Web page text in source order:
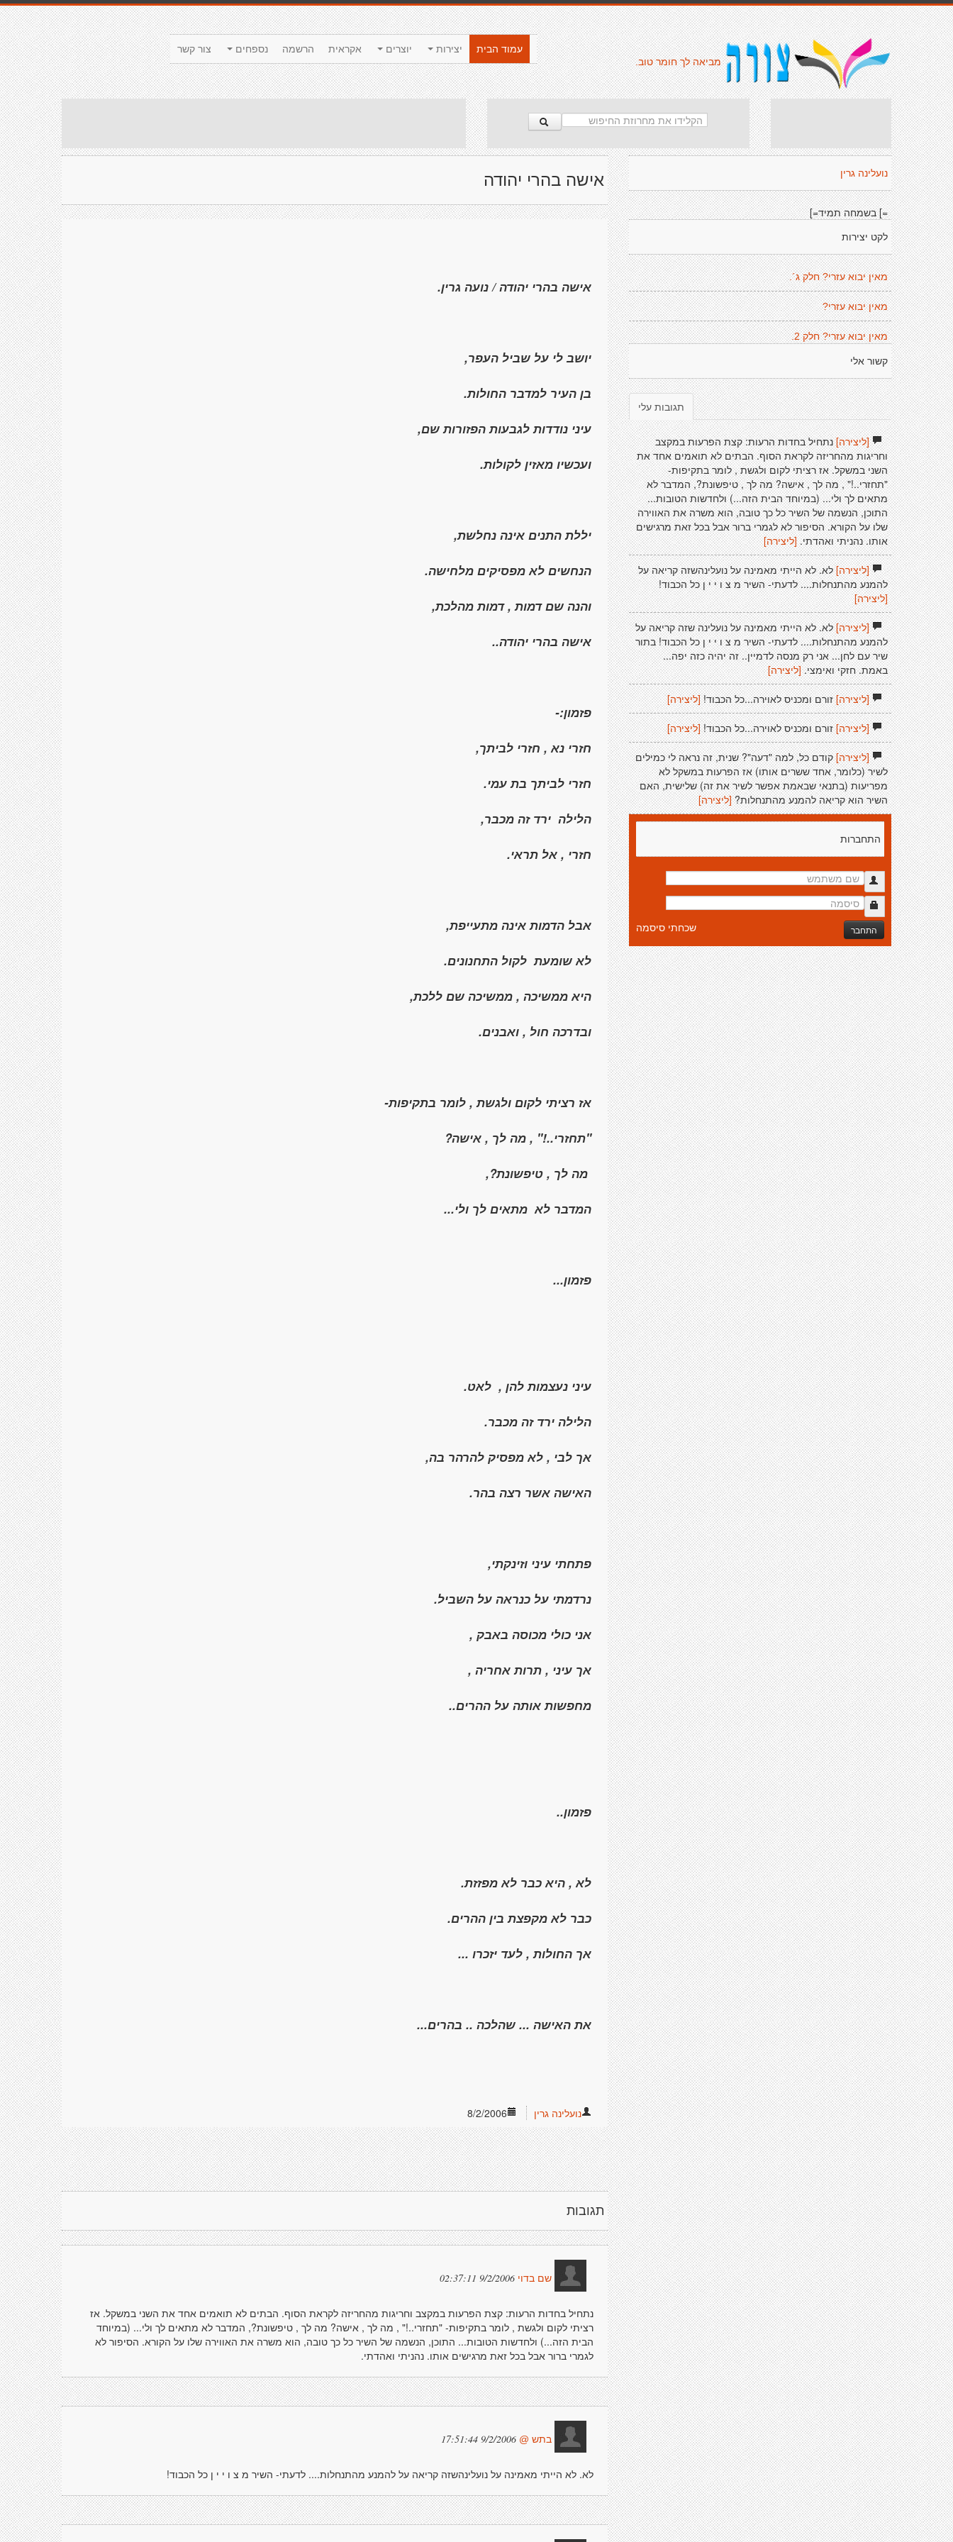
צור קשר נספחים הרשמה אקראית יוצרים יצירות
עמוד הבית
מביאה לך חומר טוב.
אישה בהרי יהודה
אישה בהרי יהודה / נועה גרין.
יושב לי על שביל העפר,
בן העיר למדבר החולות.
עיני נודדות לגבעות הפזורות שם,
ועכשיו מאזין לקולות.
יללת התנים אינה נחלשת,
הנחשים לא מפסיקים מלחישה.
והנה שם דמות , דמות מהלכת,
אישה בהרי יהודה..
פזמון:-
חזרי נא , חזרי לביתך,
חזרי לביתך בת עמי.
הלילה ירד זה מכבר,
חזרי , אל תראי.
אבל הדמות אינה מתעייפת,
לא שומעת לקול התחנונים.
היא ממשיכה , ממשיכה שם ללכת,
ובדרכה חול , ואבנים.
אז רציתי לקום ולגשת , לומר בתקיפות-
"תחזרי..!" , מה לך , אישה?
מה לך , טיפשונת?,
המדבר לא מתאים לך ולי...
פזמון...
עיני נעצמות להן , לאט.
הלילה ירד זה מכבר.
אך לבי , לא מפסיק להרהר בה,
האישה אשר רצה בהר.
פתחתי עיני וזינקתי,
נרדמתי על כנראה על השביל.
אני כולי מכוסה באבק ,
אך עיני , תרות אחריה ,
מחפשות אותה על ההרים..
פזמון..
לא , היא כבר לא מפזזת.
כבר לא מקפצת בין ההרים.
אך החולות , לעד יזכרו ...
את האישה ... שהלכה .. בהרים...
8/2/2006 נועלינה גרין
תגובות
שם בדוי 9/2/2006 02:37:11
נתחיל בחדות הרעות: קצת הפרעות במקצב וחריגות מהחריזה לקראת הסוף. הבתים לא תואמים אחד את השני במשקל. אז
רציתי לקום ולגשת , לומר בתקיפות- "תחזרי..!" , מה לך , אישה? מה לך , טיפשונת?, המדבר לא מתאים לך ולי... (במיוחד
הבית הזה...) ולחדשות הטובות... התוכן, הנשמה של השיר כל כך טובה, הוא משרה את האווירה שלו על הקורא. הסיפור לא
לגמרי ברור אבל בכל זאת מרגישים אותו. נהניתי ואהדתי.
בתש @ 9/2/2006 17:51:44
לא. לא הייתי מאמינה על נועלינהשזה קריאה על להמנע מהתנחלות.... לדעתי- השיר מ צ ו י י ן כל הכבוד!
נועלינה גרין
=] בשמחה תמיד=]
לקט יצירות
מאין יבוא עזרי? חלק ג´.
מאין יבוא עזרי?
מאין יבוא עזרי? חלק 2.
קשור אלי
תגובות עלי
[ליצירה]נתחיל בחדות הרעות: קצת הפרעות במקצב
וחריגות מהחריזה לקראת הסוף. הבתים לא תואמים אחד את
השני במשקל. אז רציתי לקום ולגשת , לומר בתקיפות-
"תחזרי..!" , מה לך , אישה? מה לך , טיפשונת?, המדבר לא
מתאים לך ולי... (במיוחד הבית הזה...) ולחדשות הטובות...
התוכן, הנשמה של השיר כל כך טובה, הוא משרה את האווירה
שלו על הקורא. הסיפור לא לגמרי ברור אבל בכל זאת מרגישים
אותו. נהניתי ואהדתי. [ליצירה]
[ליצירה]לא. לא הייתי מאמינה על נועלינהשזה קריאה על
להמנע מהתנחלות.... לדעתי- השיר מ צ ו י י ן כל הכבוד!
[ליצירה]
[ליצירה]לא. לא הייתי מאמינה על נועלינה שזה קריאה על
להמנע מהתנחלות.... לדעתי- השיר מ צ ו י י ן כל הכבוד! בתור
שיר עם לחן... אני רק מנסה לדמיין.. זה יהיה כזה יפה...
באמת. חזקי ואימצי. [ליצירה]
[ליצירה]זורם ומכניס לאוירה...כל הכבוד! [ליצירה]
[ליצירה]זורם ומכניס לאוירה...כל הכבוד! [ליצירה]
[ליצירה]קודם כל, למה "דעה"? שנית, זה נראה לי כמילים
לשיר (כלומר, אחד ששרים אותו) אז הפרעות במשקל לא
מפריעות (בתנאי שבאמת אפשר לשיר את זה) שלישית, האם
השיר הוא קריאה להמנע מהתנחלות?[ליצירה]
התחברות
התחבר שכחתי סיסמה